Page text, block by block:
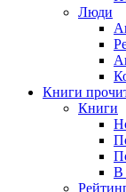
Люди
Книги
Книги
В